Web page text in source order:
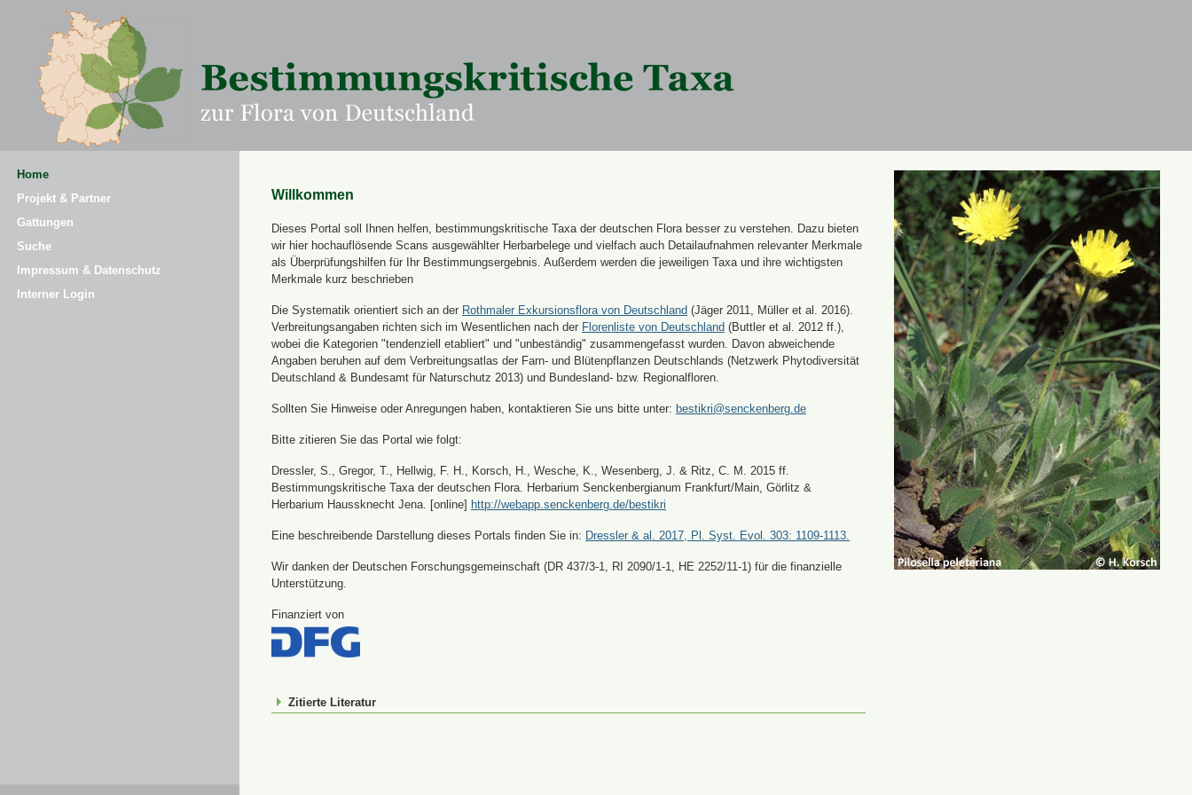
Home
Projekt & Partner
Gattungen
Suche
Impressum & Datenschutz
Interner Login
Willkommen
Dieses Portal soll Ihnen helfen, bestimmungskritische Taxa der deutschen Flora besser zu verstehen. Dazu bieten
wir hier hochauflösende Scans ausgewählter Herbarbelege und vielfach auch Detailaufnahmen relevanter Merkmale
als Überprüfungshilfen für Ihr Bestimmungsergebnis. Außerdem werden die jeweiligen Taxa und ihre wichtigsten
Merkmale kurz beschrieben
Die Systematik orientiert sich an der Rothmaler Exkursionsflora von Deutschland (Jäger 2011, Müller et al. 2016).
Verbreitungsangaben richten sich im Wesentlichen nach der Florenliste von Deutschland (Buttler et al. 2012 ff.),
wobei die Kategorien "tendenziell etabliert" und "unbeständig" zusammengefasst wurden. Davon abweichende
Angaben beruhen auf dem Verbreitungsatlas der Farn- und Blütenpflanzen Deutschlands (Netzwerk Phytodiversität
Deutschland & Bundesamt für Naturschutz 2013) und Bundesland- bzw. Regionalfloren.
Sollten Sie Hinweise oder Anregungen haben, kontaktieren Sie uns bitte unter: bestikri@senckenberg.de
Bitte zitieren Sie das Portal wie folgt:
Dressler, S., Gregor, T., Hellwig, F. H., Korsch, H., Wesche, K., Wesenberg, J. & Ritz, C. M. 2015 ff.
Bestimmungskritische Taxa der deutschen Flora. Herbarium Senckenbergianum Frankfurt/Main, Görlitz &
Herbarium Haussknecht Jena. [online] http://webapp.senckenberg.de/bestikri
Eine beschreibende Darstellung dieses Portals finden Sie in: Dressler & al. 2017, Pl. Syst. Evol. 303: 1109-1113.
Wir danken der Deutschen Forschungsgemeinschaft (DR 437/3-1, RI 2090/1-1, HE 2252/11-1) für die finanzielle
Unterstützung.
Finanziert von
Zitierte Literatur